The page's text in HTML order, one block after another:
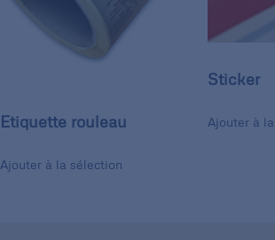
Etiquette rouleau
Ajouter à la sélection
Sticker
Ajouter à